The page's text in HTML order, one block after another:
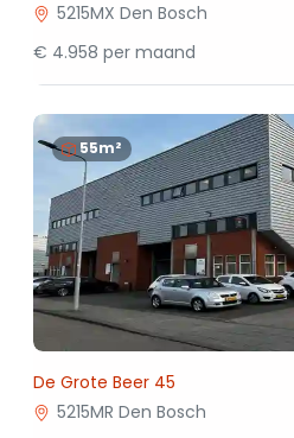
5215MX Den Bosch
€ 4.958 per maand
55m²
De Grote Beer 45
5215MR Den Bosch